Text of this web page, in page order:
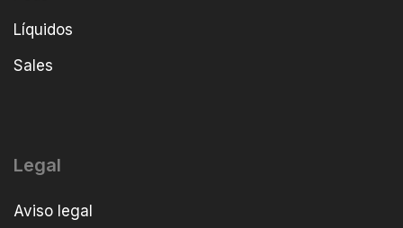
Líquidos
Sales
Legal
Aviso legal